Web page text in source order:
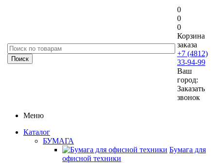
0
0
0
Корзина
заказа
+7 (4812)
33-94-99
Ваш
город:
Заказать
звонок
Меню
Каталог
БУМАГА
Бумага для
офисной техники